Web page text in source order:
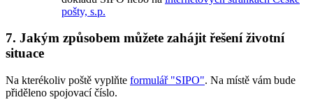
pošty, s.p.
7. Jakým způsobem můžete zahájit řešení životní
situace
Na kterékoliv poště vyplňte formulář "SIPO". Na místě vám bude
přiděleno spojovací číslo.